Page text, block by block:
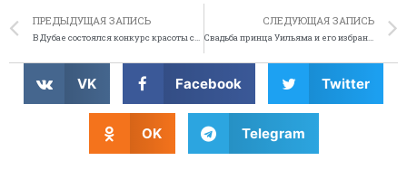
ПРЕДЫДУЩАЯ ЗАПИСЬ
В Дубае состоялся конкурс красоты среди верблюдов
СЛЕДУЮЩАЯ ЗАПИСЬ
Свадьба принца Уильяма и его избранницы на youtube
VK Facebook Twitter
OK Telegram